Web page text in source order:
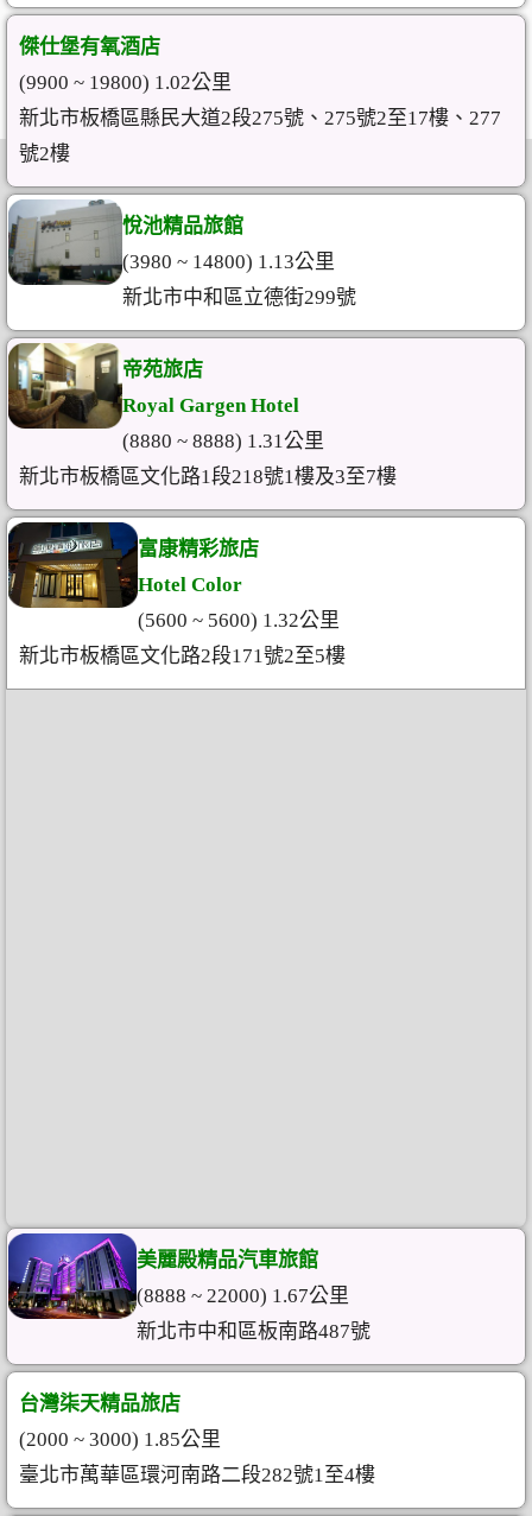
傑仕堡有氧酒店
(9900 ~ 19800) 1.02公里
新北市板橋區縣民大道2段275號、275號2至17樓、277
號2樓
悅池精品旅館
(3980 ~ 14800) 1.13公里
新北市中和區立德街299號
帝苑旅店
Royal Gargen Hotel
(8880 ~ 8888) 1.31公里
新北市板橋區文化路1段218號1樓及3至7樓
富康精彩旅店
Hotel Color
(5600 ~ 5600) 1.32公里
新北市板橋區文化路2段171號2至5樓
美麗殿精品汽車旅館
(8888 ~ 22000) 1.67公里
新北市中和區板南路487號
台灣柒天精品旅店
(2000 ~ 3000) 1.85公里
臺北市萬華區環河南路二段282號1至4樓